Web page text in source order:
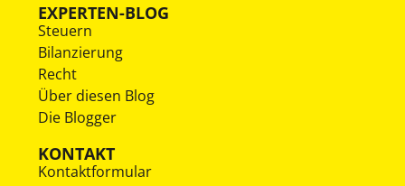
EXPERTEN-BLOG
Steuern
Bilanzierung
Recht
Über diesen Blog
Die Blogger
KONTAKT
Kontaktformular